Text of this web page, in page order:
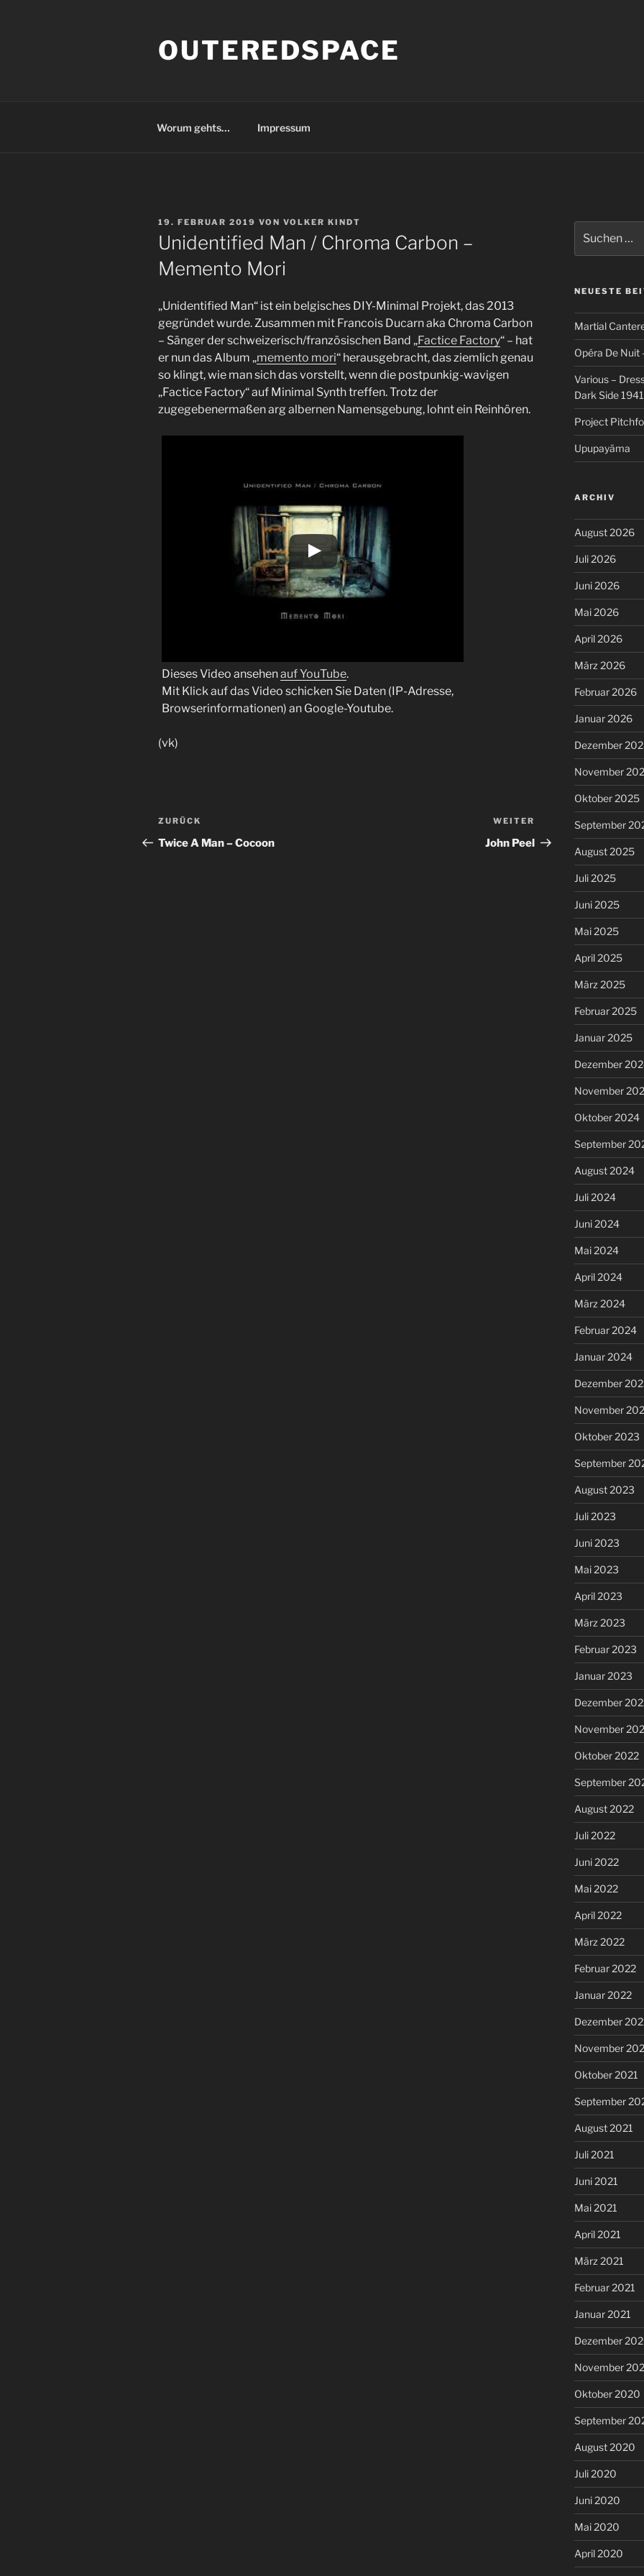
OUTEREDSPACE
Worum gehts… Impressum
VERÖFFENTLICHT
AM
19. FEBRUAR 2019 VON VOLKER KINDT
Unidentified Man / Chroma Carbon –
Memento Mori
„Unidentified Man“ ist ein belgisches DIY-Minimal Projekt, das 2013
gegründet wurde. Zusammen mit Francois Ducarn aka Chroma Carbon
– Sänger der schweizerisch/französischen Band „Factice Factory“ – hat
er nun das Album „memento mori“ herausgebracht, das ziemlich genau
so klingt, wie man sich das vorstellt, wenn die postpunkig-wavigen
„Factice Factory“ auf Minimal Synth treffen. Trotz der
zugegebenermaßen arg albernen Namensgebung, lohnt ein Reinhören.
Dieses Video ansehenauf YouTube.
Mit Klick auf das Video schicken Sie Daten (IP-Adresse,
Browserinformationen) an Google-Youtube.
(vk)
Beitragsnavigation
Vorheriger
Beitrag
ZURÜCK
Twice A Man – Cocoon
Nächster
Beitrag
WEITER
John Peel
nach:
NEUESTE
Martial
Opéra De Nuit
Various –
Dark Side
Project
Upupayāma
ARCHIV
August 2026
Juli 2026
Juni 2026
Mai 2026
April 2026
März 2026
Februar 2026
Januar 2026
Dezember
November
Oktober 2025
September
August 2025
Juli 2025
Juni 2025
Mai 2025
April 2025
März 2025
Februar 2025
Januar 2025
Dezember
November
Oktober 2024
September
August 2024
Juli 2024
Juni 2024
Mai 2024
April 2024
März 2024
Februar 2024
Januar 2024
Dezember
November
Oktober 2023
September
August 2023
Juli 2023
Juni 2023
Mai 2023
April 2023
März 2023
Februar 2023
Januar 2023
Dezember
November
Oktober 2022
September
August 2022
Juli 2022
Juni 2022
Mai 2022
April 2022
März 2022
Februar 2022
Januar 2022
Dezember
November
Oktober 2021
September
August 2021
Juli 2021
Juni 2021
Mai 2021
April 2021
März 2021
Februar 2021
Januar 2021
Dezember
November
Oktober 2020
September
August 2020
Juli 2020
Juni 2020
Mai 2020
April 2020